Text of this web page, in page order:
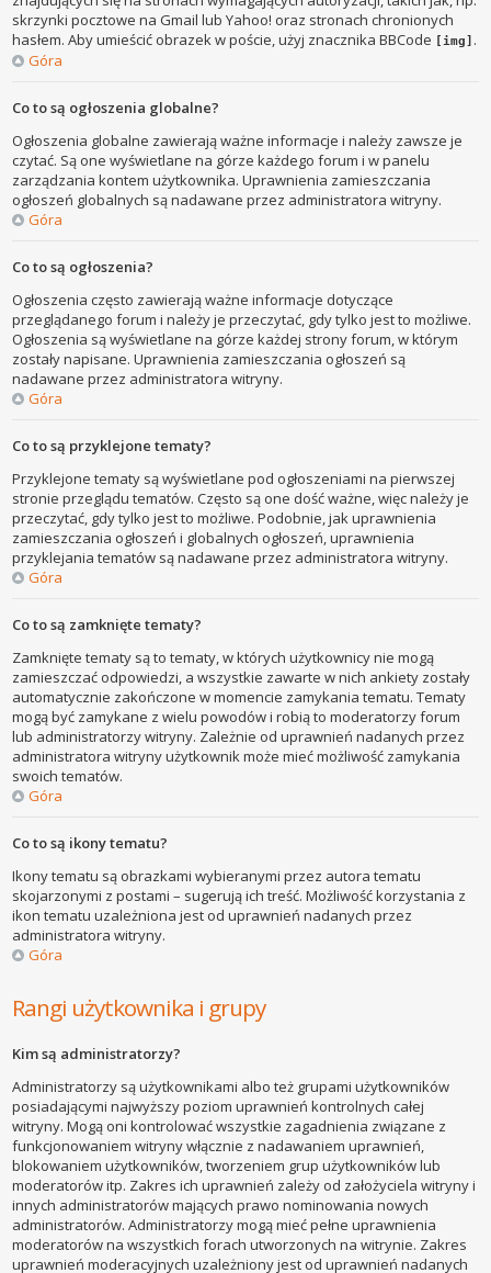
skrzynki pocztowe na Gmail lub Yahoo! oraz stronach chronionych
hasłem. Aby umieścić obrazek w poście, użyj znacznika BBCode [img] .
Góra
Co to są ogłoszenia globalne?
Ogłoszenia globalne zawierają ważne informacje i należy zawsze je
czytać. Są one wyświetlane na górze każdego forum i w panelu
zarządzania kontem użytkownika. Uprawnienia zamieszczania
ogłoszeń globalnych są nadawane przez administratora witryny.
Góra
Co to są ogłoszenia?
Ogłoszenia często zawierają ważne informacje dotyczące
przeglądanego forum i należy je przeczytać, gdy tylko jest to możliwe.
Ogłoszenia są wyświetlane na górze każdej strony forum, w którym
zostały napisane. Uprawnienia zamieszczania ogłoszeń są
nadawane przez administratora witryny.
Góra
Co to są przyklejone tematy?
Przyklejone tematy są wyświetlane pod ogłoszeniami na pierwszej
stronie przeglądu tematów. Często są one dość ważne, więc należy je
przeczytać, gdy tylko jest to możliwe. Podobnie, jak uprawnienia
zamieszczania ogłoszeń i globalnych ogłoszeń, uprawnienia
przyklejania tematów są nadawane przez administratora witryny.
Góra
Co to są zamknięte tematy?
Zamknięte tematy są to tematy, w których użytkownicy nie mogą
zamieszczać odpowiedzi, a wszystkie zawarte w nich ankiety zostały
automatycznie zakończone w momencie zamykania tematu. Tematy
mogą być zamykane z wielu powodów i robią to moderatorzy forum
lub administratorzy witryny. Zależnie od uprawnień nadanych przez
administratora witryny użytkownik może mieć możliwość zamykania
swoich tematów.
Góra
Co to są ikony tematu?
Ikony tematu są obrazkami wybieranymi przez autora tematu
skojarzonymi z postami – sugerują ich treść. Możliwość korzystania z
ikon tematu uzależniona jest od uprawnień nadanych przez
administratora witryny.
Góra
Rangi użytkownika i grupy
Kim są administratorzy?
Administratorzy są użytkownikami albo też grupami użytkowników
posiadającymi najwyższy poziom uprawnień kontrolnych całej
witryny. Mogą oni kontrolować wszystkie zagadnienia związane z
funkcjonowaniem witryny włącznie z nadawaniem uprawnień,
blokowaniem użytkowników, tworzeniem grup użytkowników lub
moderatorów itp. Zakres ich uprawnień zależy od założyciela witryny i
innych administratorów mających prawo nominowania nowych
administratorów. Administratorzy mogą mieć pełne uprawnienia
moderatorów na wszystkich forach utworzonych na witrynie. Zakres
uprawnień moderacyjnych uzależniony jest od uprawnień nadanych